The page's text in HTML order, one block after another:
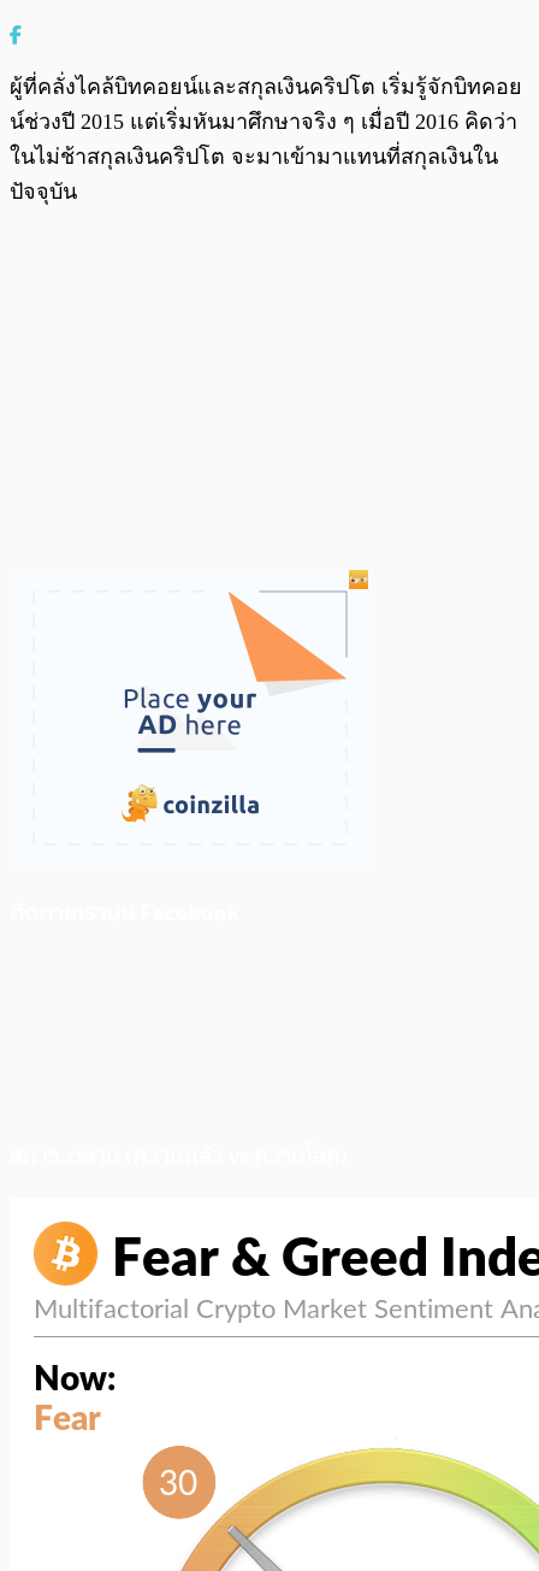
ผู้ที่คลั่งไคล้บิทคอยน์และสกุลเงินคริปโต เริ่มรู้จักบิทคอย
น์ช่วงปี 2015 แต่เริ่มหันมาศึกษาจริง ๆ เมื่อปี 2016 คิดว่า
ในไม่ช้าสกุลเงินคริปโต จะมาเข้ามาแทนที่สกุลเงินใน
ปัจจุบัน